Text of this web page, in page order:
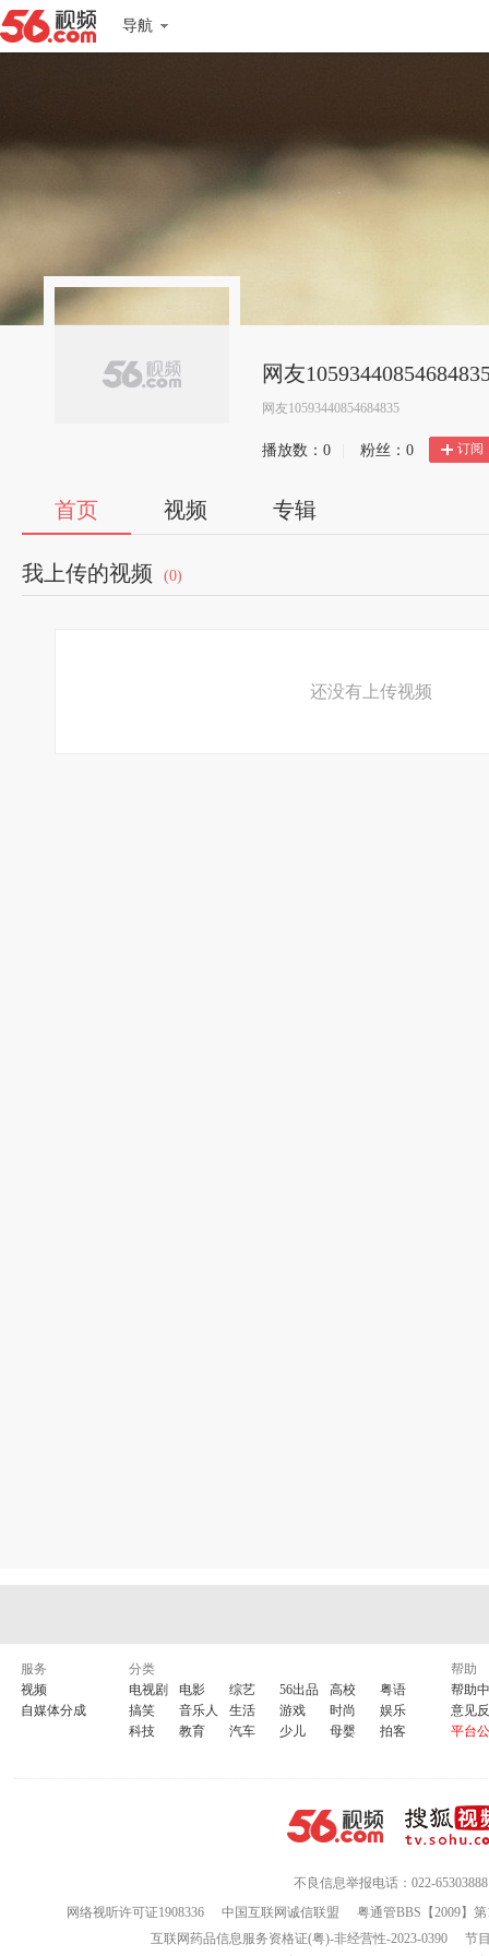
导航
网友
网友10593440854684835
播放数： 0 粉丝： 0 订阅
首页 视频 专辑
我上传的视频 (0)
还没有上传视频
服务
视频
自媒体分成
分类
电视剧
电影 综艺 56出品 高校
粤语
搞笑
音乐人 生活 游戏 时尚
娱乐
科技
教育 汽车 少儿 母婴 拍客
帮助
帮助
意见
平台
不良信息举报电话：022-65303888
网络视听许可证1908336
中国互联网诚信联盟
粤通管BBS【2009】
互联网药品信息服务资格证(粤)-非经营性-2023-0390
节